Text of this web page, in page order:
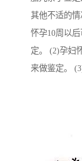
其他不适的
怀孕10周以
定。 (2)孕妇
来做鉴定。